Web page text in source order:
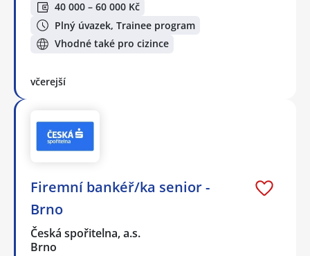
40 000 – 60 000 Kč
Plný úvazek, Trainee program
Vhodné také pro cizince
včerejší
Firemní bankéř/ka senior -
Brno
Česká spořitelna, a.s.
Brno